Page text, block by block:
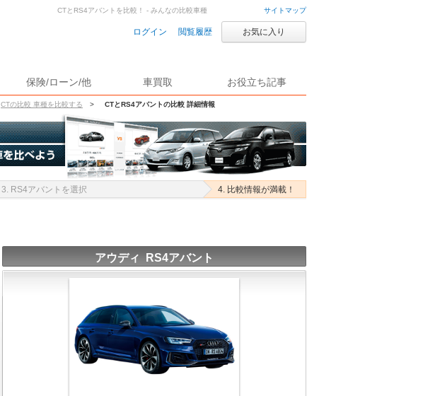
サイトマップ
ログイン 閲覧履歴 お気に入り
保険/ローン/他 車買取 お役立ち記事
CTの比較 車種を比較する > CTとRS4アバントの比較 詳細情報
CTとRS4アバントを比較！ - みんなの比較車種
3. RS4アバントを選択 4. 比較情報が満載！
アウディ RS4アバント